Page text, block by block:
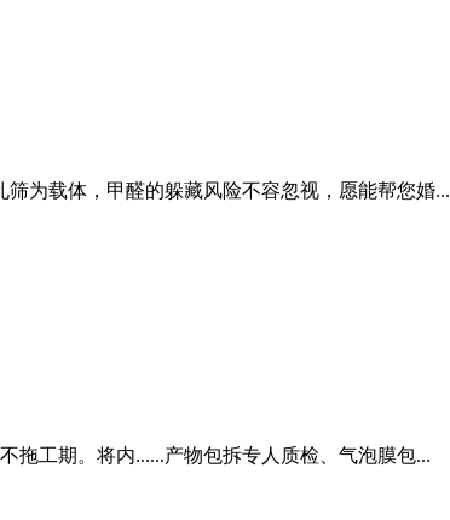
为载体，甲醛的躲藏风险不容忽视，愿能帮您婚...
拖工期。将内......产物包拆专人质检、气泡膜包...